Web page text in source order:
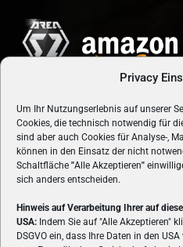
Privacy
Um Ihr Nutzungserlebnis auf unserer
Cookies, die technisch notwendig für
sind aber auch Cookies für Analyse-,
können in den Einsatz der nicht
Schaltfläche "Alle Akzeptieren"
sich anders entscheiden.
Hinweis auf Verarbeitung Ihrer auf
USA: Indem Sie auf "Alle Akzeptieren"
DSGVO ein, dass Ihre Daten in den
ÜBER